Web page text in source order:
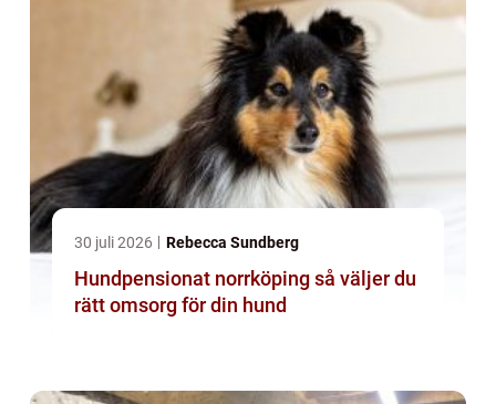
30 juli 2026 Rebecca Sundberg
Hundpensionat norrköping så väljer du
rätt omsorg för din hund